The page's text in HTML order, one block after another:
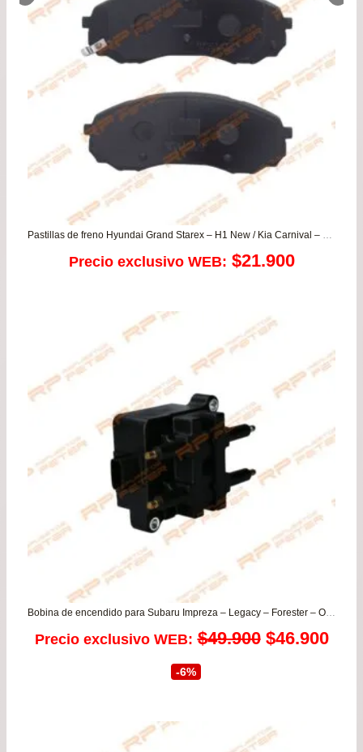
Precio exclusivo WEB: $21.900
Bobina de encendido para Subaru Impreza – Legacy – Forester – Outback
Precio exclusivo WEB: $49.900 El
era:
$46.900El
-6%